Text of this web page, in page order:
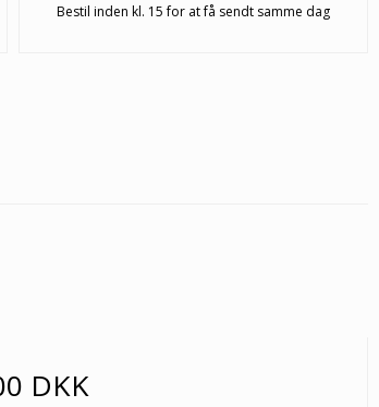
Bestil inden kl. 15 for at få sendt samme dag
DKK